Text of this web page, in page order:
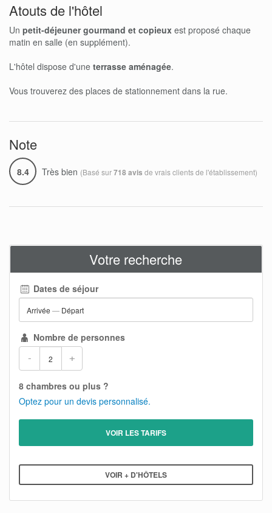
Atouts de l'hôtel
Un petit-déjeuner gourmand et copieux est proposé chaque
matin en salle (en supplément).
L'hôtel dispose d'une terrasse aménagée.
Vous trouverez des places de stationnement dans la rue.
Note
8.4 Très bien (Basé sur718 avis de vrais clients de l'établissement)
Votre recherche
Dates de séjour
Arrivée — Départ
Nombre de personnes
- +
8 chambres ou plus ?
Optez pour un devis personnalisé.
VOIR LES TARIFS
VOIR + D'HÔTELS